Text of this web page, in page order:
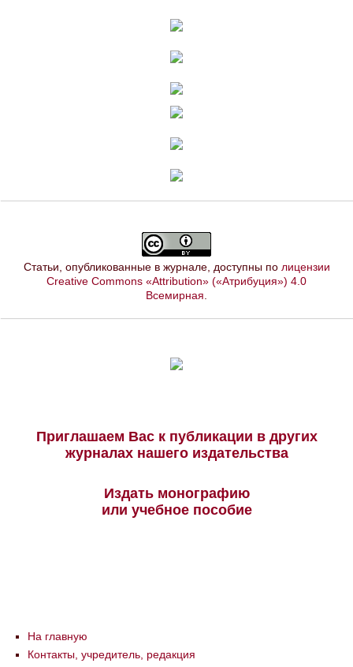
Статьи, опубликованные в журнале, доступны по лицензии
Creative Commons «Attribution» («Атрибуция») 4.0
Всемирная
Приглашаем Вас к публикации в других
журналах нашего издательства
Издать монографию
или учебное пособие
На главную
Контакты, учредитель, редакция